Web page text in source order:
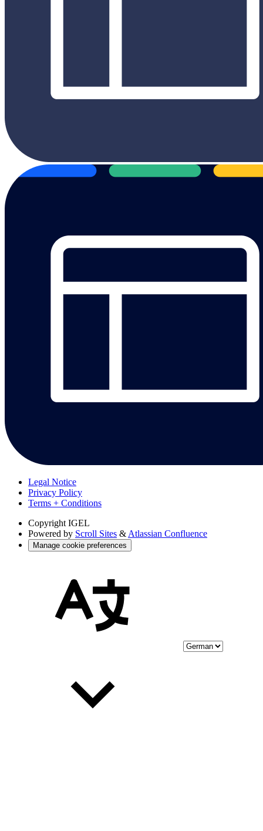
Legal Notice
Privacy Policy
Terms + Conditions
Copyright IGEL
Powered by Scroll Sites & Atlassian Confluence
Manage cookie preferences